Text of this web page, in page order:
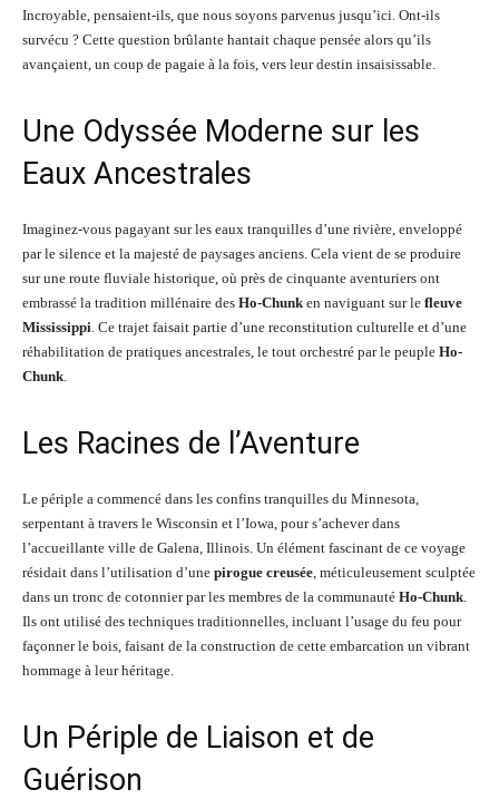
Incroyable, pensaient-ils, que nous soyons parvenus jusqu’ici. Ont-ils
survécu ? Cette question brûlante hantait chaque pensée alors qu’ils
avançaient, un coup de pagaie à la fois, vers leur destin insaisissable.
Une Odyssée Moderne sur les
Eaux Ancestrales
Imaginez-vous pagayant sur les eaux tranquilles d’une rivière, enveloppé
par le silence et la majesté de paysages anciens. Cela vient de se produire
sur une route fluviale historique, où près de cinquante aventuriers ont
embrassé la tradition millénaire des Ho-Chunk en naviguant sur le fleuve
Mississippi. Ce trajet faisait partie d’une reconstitution culturelle et d’une
réhabilitation de pratiques ancestrales, le tout orchestré par le peuple Ho-
Chunk.
Les Racines de l’Aventure
Le périple a commencé dans les confins tranquilles du Minnesota,
serpentant à travers le Wisconsin et l’Iowa, pour s’achever dans
l’accueillante ville de Galena, Illinois. Un élément fascinant de ce voyage
résidait dans l’utilisation d’une pirogue creusée, méticuleusement sculptée
dans un tronc de cotonnier par les membres de la communauté Ho-Chunk.
Ils ont utilisé des techniques traditionnelles, incluant l’usage du feu pour
façonner le bois, faisant de la construction de cette embarcation un vibrant
hommage à leur héritage.
Un Périple de Liaison et de
Guérison